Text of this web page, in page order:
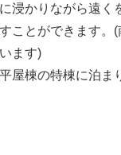
浸かりながら遠く
ことができます。
ます)
屋棟の特棟に泊ま